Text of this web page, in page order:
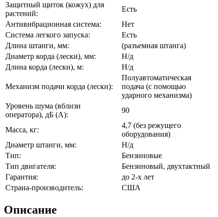
Защитный щиток (кожух) для
растений:
Есть
Антивибрационная система:
Нет
Система легкого запуска:
Есть
Длина штанги, мм:
(разъемная штанга)
Диаметр корда (лески), мм:
Н/д
Длина корда (лески), м:
Н/д
Механизм подачи корда (лески):
Полуавтоматическая
подача (с помощью
ударного механизма)
Уровень шума (вблизи
оператора), дБ (А):
90
Масса, кг:
4,7 (без режущего
оборудования)
Диаметр штанги, мм:
Н/д
Тип:
Бензиновые
Тип двигателя:
Бензиновый, двухтактный
Гарантия:
до 2-х лет
Страна-производитель:
США
Описание